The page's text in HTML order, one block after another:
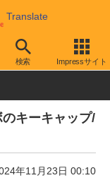
Translate
検索 Impressサイト
キーボード関連ア
のキーキャップ/
年11月23日 00:10